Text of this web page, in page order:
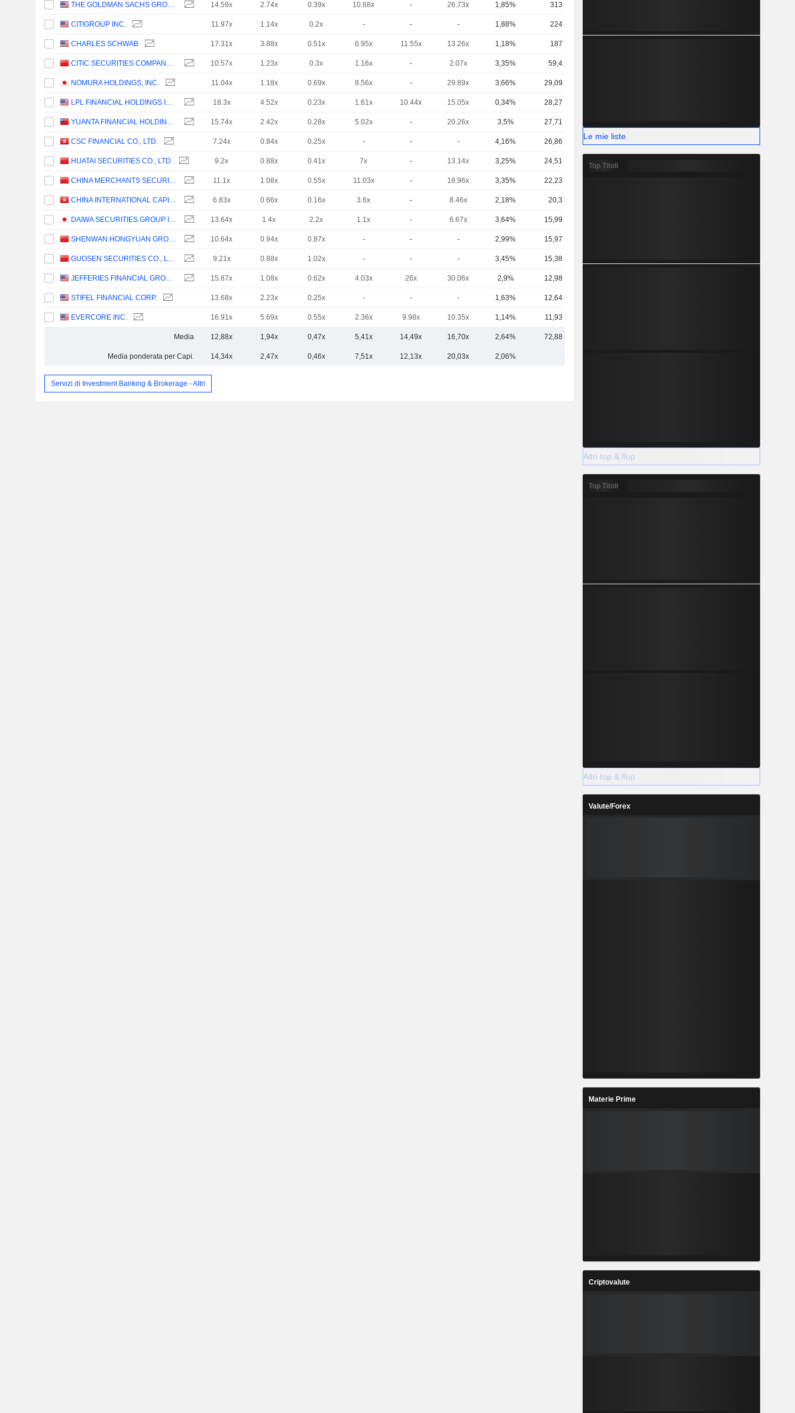
THE GOLDMAN SACHS GROUP, INC. 14.59x 2.74x 0.39x 10.68x - 26.73x 1,85% 313 Mrd
CITIGROUP INC. 11.97x 1.14x 0.2x - - - 1,88% 224 Mrd
CHARLES SCHWAB 17.31x 3.88x 0.51x 6.95x 11.55x 13.26x 1,18% 187 Mrd
CITIC SECURITIES COMPANY LIMITED 10.57x 1.23x 0.3x 1.16x - 2.07x 3,35% 59,4 Mrd
NOMURA HOLDINGS, INC. 11.04x 1.18x 0.69x 8.56x - 29.89x 3,66% 29,09 Mrd
LPL FINANCIAL HOLDINGS INC. 18.3x 4.52x 0.23x 1.61x 10.44x 15.05x 0,34% 28,27 Mrd
YUANTA FINANCIAL HOLDING CO., LTD. 15.74x 2.42x 0.28x 5.02x - 20.26x 3,5% 27,71 Mrd
CSC FINANCIAL CO., LTD. 7.24x 0.84x 0.25x - - - 4,16% 26,86 Mrd
HUATAI SECURITIES CO., LTD. 9.2x 0.88x 0.41x 7x - 13.14x 3,25% 24,51 Mrd
CHINA MERCHANTS SECURITIES CO., LTD. 11.1x 1.08x 0.55x 11.03x - 18.96x 3,35% 22,23 Mrd
CHINA INTERNATIONAL CAPITAL CORPORATION LIMITED 6.83x 0.66x 0.16x 3.6x - 8.46x 2,18% 20,3 Mrd
DAIWA SECURITIES GROUP INC. 13.64x 1.4x 2.2x 1.1x - 6.67x 3,64% 15,99 Mrd
SHENWAN HONGYUAN GROUP CO., LTD. 10.64x 0.94x 0.87x - - - 2,99% 15,97 Mrd
GUOSEN SECURITIES CO., LTD. 9.21x 0.88x 1.02x - - - 3,45% 15,38 Mrd
JEFFERIES FINANCIAL GROUP INC. 15.87x 1.08x 0.62x 4.03x 26x 30.06x 2,9% 12,98 Mrd
STIFEL FINANCIAL CORP. 13.68x 2.23x 0.25x - - - 1,63% 12,64 Mrd
EVERCORE INC. 16.91x 5.69x 0.55x 2.36x 9.98x 10.35x 1,14% 11,93 Mrd
Media 12,88x 1,94x 0,47x 5,41x 14,49x 16,70x 2,64% 72,88 Mrd
Media ponderata per Capi. 14,34x 2,47x 0,46x 7,51x 12,13x 20,03x 2,06%
Servizi di Investment Banking & Brokerage - Altri
Le mie liste
Top Titoli
Altri top & flop
Top Titoli
Altri top & flop
Valute/Forex
Materie Prime
Criptovalute